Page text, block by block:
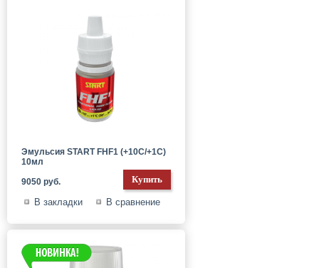
Эмульсия START FHF1 (+10C/+1C)
10мл
9050 руб.
В закладки В сравнение